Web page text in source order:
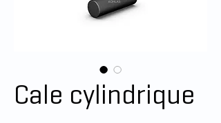
Cale cylindrique